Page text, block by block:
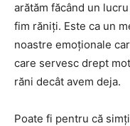
arătăm făcând un
fim răniți. Este ca un
noastre emoționale
care servesc drept
răni decât avem deja.
Poate fi pentru că